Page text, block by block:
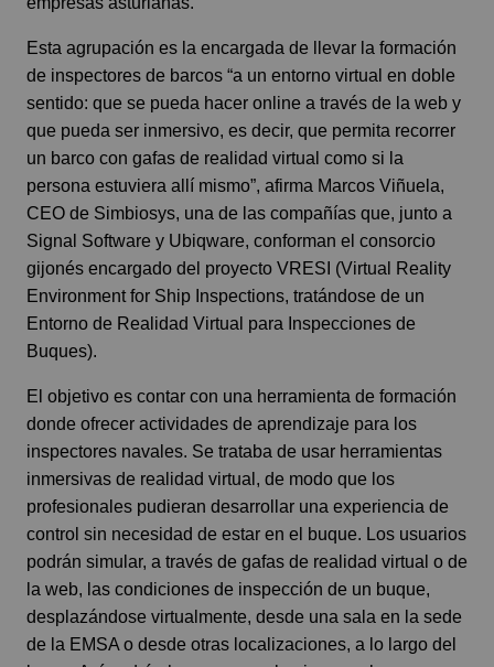
Esta agrupación es la encargada de llevar la formación
de inspectores de barcos “a un entorno virtual en doble
sentido: que se pueda hacer online a través de la web y
que pueda ser inmersivo, es decir, que permita recorrer
un barco con gafas de realidad virtual como si la
persona estuviera allí mismo”, afirma Marcos Viñuela,
CEO de Simbiosys, una de las compañías que, junto a
Signal Software y Ubiqware, conforman el consorcio
gijonés encargado del proyecto VRESI (Virtual Reality
Environment for Ship Inspections, tratándose de un
Entorno de Realidad Virtual para Inspecciones de
Buques).
El objetivo es contar con una herramienta de formación
donde ofrecer actividades de aprendizaje para los
inspectores navales. Se trataba de usar herramientas
inmersivas de realidad virtual, de modo que los
profesionales pudieran desarrollar una experiencia de
control sin necesidad de estar en el buque. Los usuarios
podrán simular, a través de gafas de realidad virtual o de
la web, las condiciones de inspección de un buque,
desplazándose virtualmente, desde una sala en la sede
de la EMSA o desde otras localizaciones, a lo largo del